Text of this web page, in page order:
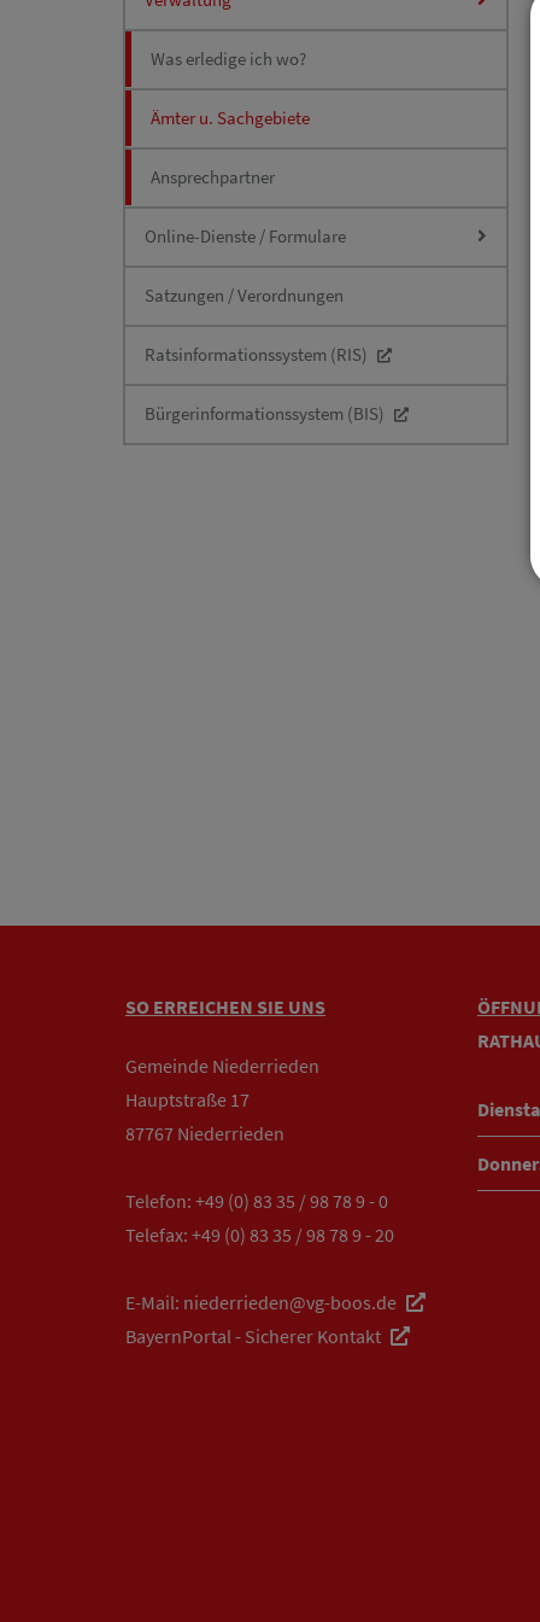
Was erledige ich wo?
Ämter u. Sachgebiete
Ansprechpartner
Online-Dienste / Formulare
Satzungen / Verordnungen
Ratsinformationssystem (RIS)
Bürgerinformationssystem (BIS)
SO ERREICHEN SIE UNS
Gemeinde Niederrieden
Hauptstraße 17
87767 Niederrieden
Telefon: +49 (0) 83 35 / 98 78 9 - 0
Telefax: +49 (0) 83 35 / 98 78 9 - 20
E-Mail: niederrieden@vg-boos.de
BayernPortal - Sicherer Kontakt